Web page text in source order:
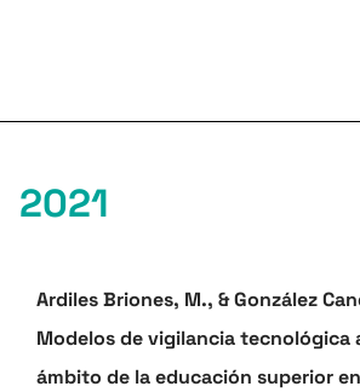
2021
Ardiles Briones, M., & González
Modelos de vigilancia tecnológica
ámbito de la educación superior